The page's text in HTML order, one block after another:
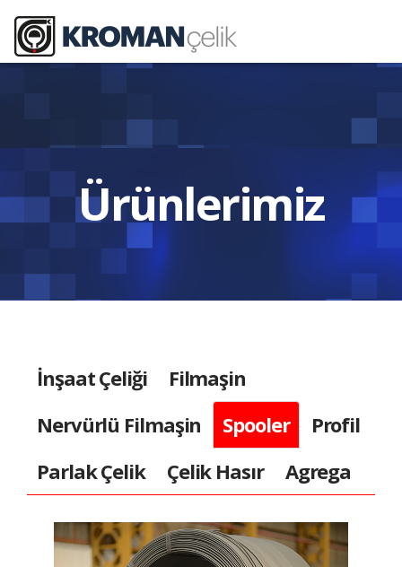
Ürünlerimiz
İnşaat Çeliği
Filmaşin
Nervürlü Filmaşin
Spooler
Profil
Parlak Çelik
Çelik Hasır Agrega